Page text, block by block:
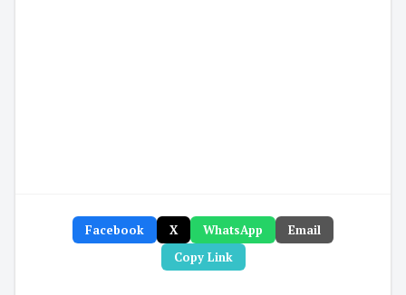
Facebook X WhatsApp
Email
Copy Link